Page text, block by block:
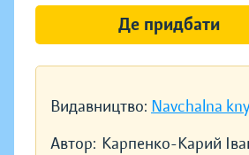
Видавництво: Navchalna
Автор: Карпенко-Карий
Де придбати